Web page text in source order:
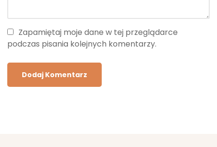
Zapamiętaj moje dane w tej przeglądarce
podczas pisania kolejnych komentarzy.